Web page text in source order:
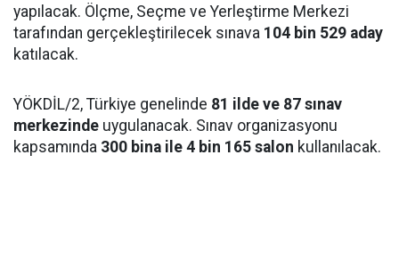
yapılacak. Ölçme, Seçme ve Yerleştirme Merkezi
tarafından gerçekleştirilecek sınava 104 bin 529 aday
katılacak.
YÖKDİL/2, Türkiye genelinde 81 ilde ve 87 sınav
merkezinde uygulanacak. Sınav organizasyonu
kapsamında 300 bina ile 4 bin 165 salon kullanılacak.